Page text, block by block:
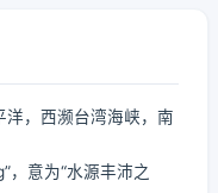
洋，西濒台湾海峡，南
，意为“水源丰沛之